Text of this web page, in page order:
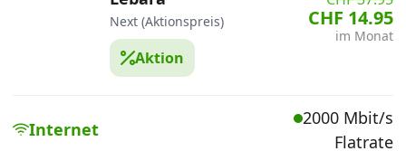
Mobilfunknetz Schweiz
Roaming-Tarife abfragen
Next (Aktionspreis)
Aktion
CHF 14.95
im Monat
Internet
2000 Mbit/s
Flatrate